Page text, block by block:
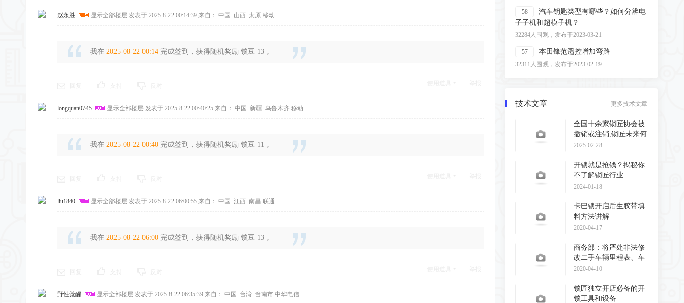
58
汽车钥匙类型有哪些？如何分辨电
子子机和超模子机？
32284人围观，发布于2023-03-21
57 本田锋范遥控增加弯路
32311人围观，发布于2023-02-19
技术文章 更多技术文章
全国十余家锁匠协会被
撤销或注销,锁匠未来何
去何从?
2025-02-28
开锁就是抢钱？揭秘你
不了解锁匠行业
2024-01-18
卡巴锁开启后生胶带填
料方法讲解
2020-04-17
商务部：将严处非法修
改二手车辆里程表、车
辆识别代码和发动
2020-04-10
锁匠独立开店必备的开
锁工具和设备
赵永胜 显示全部楼层 发表于 2025-8-22 00:14:39 来自： 中国–山西–太原 移动
我在 2025-08-22 00:14 完成签到，获得随机奖励 锁豆 13 。
longquan0745 显示全部楼层 发表于 2025-8-22 00:40:25 来自： 中国–新疆–乌鲁木齐 移动
我在 2025-08-22 00:40 完成签到，获得随机奖励 锁豆 11 。
liu1840 显示全部楼层 发表于 2025-8-22 06:00:55 来自： 中国–江西–南昌 联通
我在 2025-08-22 06:00 完成签到，获得随机奖励 锁豆 13 。
野性觉醒 显示全部楼层 发表于 2025-8-22 06:35:39 来自： 中国–台湾–台南市 中华电信